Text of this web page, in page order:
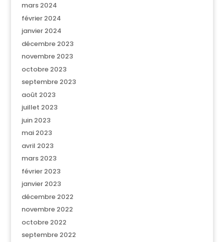
mars 2024
février 2024
janvier 2024
décembre 2023
novembre 2023
octobre 2023
septembre 2023
août 2023
juillet 2023
juin 2023
mai 2023
avril 2023
mars 2023
février 2023
janvier 2023
décembre 2022
novembre 2022
octobre 2022
septembre 2022